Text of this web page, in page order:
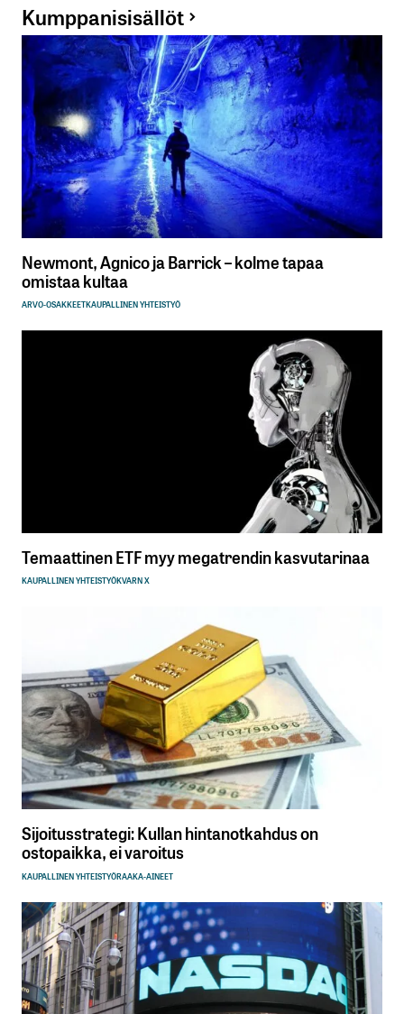
Kumppanisisällöt
Newmont, Agnico ja Barrick – kolme tapaa
omistaa kultaa
ARVO-OSAKKEETKAUPALLINEN YHTEISTYÖ
Temaattinen ETF myy megatrendin kasvutarinaa
KAUPALLINEN YHTEISTYÖKVARN X
Sijoitusstrategi: Kullan hintanotkahdus on
ostopaikka, ei varoitus
KAUPALLINEN YHTEISTYÖRAAKA-AINEET